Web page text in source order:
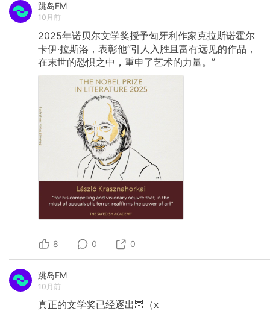
跳岛FM
10月前
2025年诺贝尔文学奖授予匈牙利作家克拉斯诺霍尔
卡伊·拉斯洛，表彰他“引人入胜且富有远见的作品，
在末世的恐惧之中，重申了艺术的力量。”
8 0 0
跳岛FM
10月前
真正的文学奖已经逐出🦉（x